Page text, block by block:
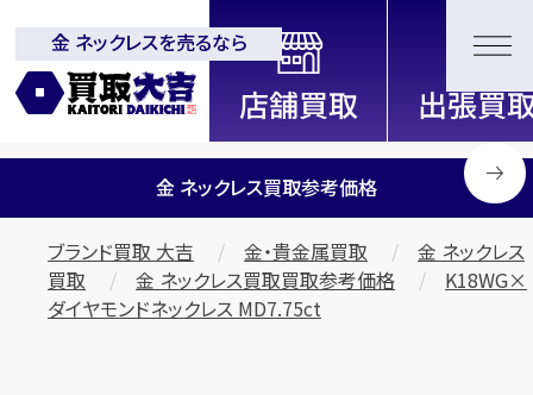
全国2200店舗以上展開中！
信頼と実績の買取専門店「買取大
吉」
金 ネックレスを売るなら
金 ネックレス買取参考価格
ブランド買取 大吉 金・貴金属買取
金 ネックレス
買取
金 ネックレス買取買取参考価格
K18WG×
ダイヤモンドネックレス MD7.75ct